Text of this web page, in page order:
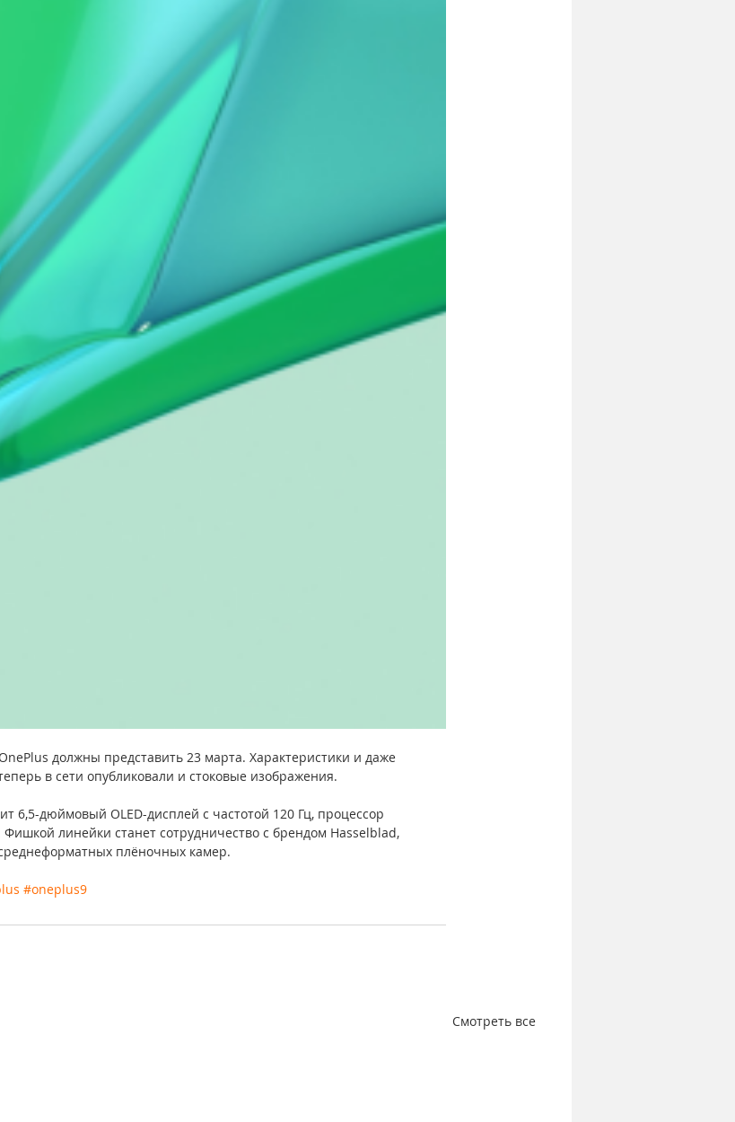
должны представить 23 марта. Характеристики и даже
в сети опубликовали и стоковые изображения.
6,5-дюймовый OLED-дисплей с частотой 120 Гц, процессор
линейки станет сотрудничество с брендом Hasselblad,
плёночных камер.
#oneplus9
Смотреть все